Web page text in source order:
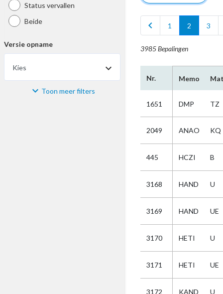
Status vervallen
Beide
Versie opname
Kies
Materiaal Toon meer filters
chevron_left 1 2 3
3985 Bepalingen
Nr. Memo
1651 DMP TZ
2049 ANAO KQ
445 HCZI B
3168 HAND U
3169 HAND UE
3170 HETI U
3171 HETI UE
3172 KAND U